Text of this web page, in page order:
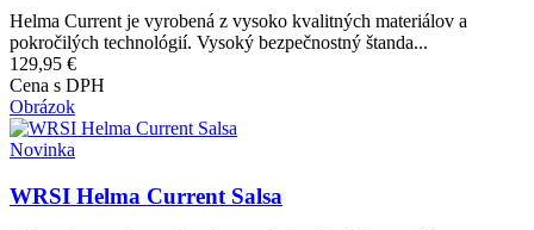
Helma Current je vyrobená z vysoko kvalitných materiálov a
pokročilých technológií. Vysoký bezpečnostný štanda...
129,95 €
Cena s DPH
Obrázok
Novinka
WRSI Helma Current Salsa